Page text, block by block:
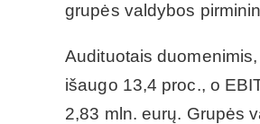
grupės valdybos
Audituotais
išaugo 13,4 proc., o
2,83 mln. eurų. Grupės